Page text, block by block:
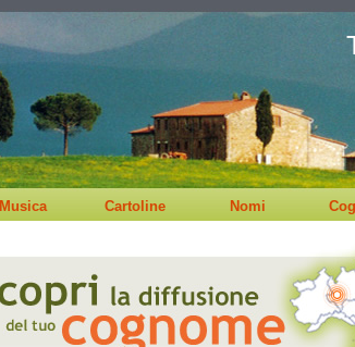
Musica Cartoline Nomi